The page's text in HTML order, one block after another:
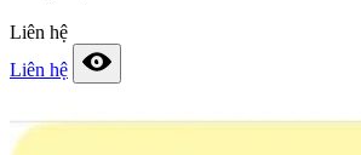
Liên hệ
Liên hệ